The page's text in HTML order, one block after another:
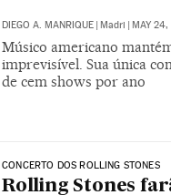
DIEGO A. MANRIQUE | Madri | MAY
Músico americano
imprevisível. Sua única
de cem shows por ano
CONCERTO DOS ROLLING STONES
Rolling Stones